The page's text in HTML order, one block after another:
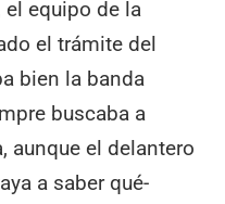
el equipo de la
el trámite del
bien la banda
buscaba a
aunque el delantero
a saber qué-